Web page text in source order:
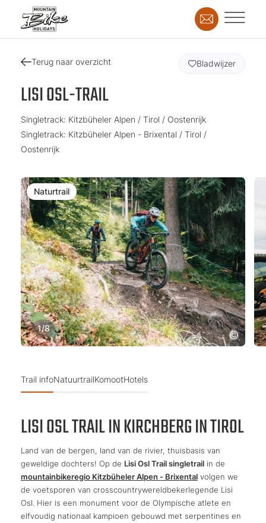
Terug naar overzicht
LISI OSL-TRAIL
Singletrack: Kitzbüheler Alpen / Tirol / Oostenrijk
Singletrack: Kitzbüheler Alpen - Brixental / Tirol /
Oostenrijk
Bladwijzer
Naturtrail
1/8
Trail infoNatuurtrailKomootHotels
LISI OSL TRAIL IN KIRCHBERG IN TIROL
Land van de bergen, land van de rivier, thuisbasis van
geweldige dochters! Op de Lisi Osl Trail singletrail in de
mountainbikeregio Kitzbüheler Alpen - Brixental volgen we
de voetsporen van crosscountrywereldbekerlegende Lisi
Osl. Hier is een monument voor de Olympische atlete en
elfvoudig nationaal kampioen gebouwd met serpentines en